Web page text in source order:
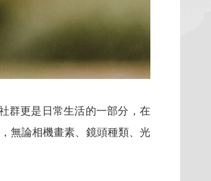
群更是日常生活的一部分，在
無論相機畫素、鏡頭種類、光